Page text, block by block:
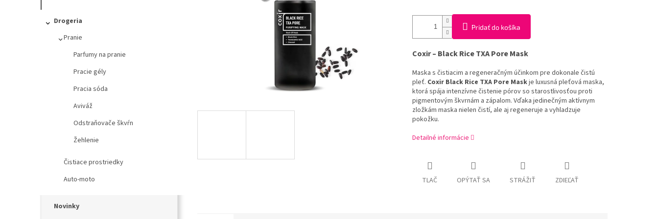
Drogeria
Pranie
Parfumy na pranie
Pracie gély
Pracia sóda
Aviváž
Odstraňovače škvŕn
Žehlenie
Čistiace prostriedky
Auto-moto
Novinky
Pridať do košíka
Coxir – Black Rice TXA Pore Mask
Maska s čistiacim a regeneračným účinkom pre dokonale čistú
pleť. Coxir Black Rice TXA Pore Maskje luxusná pleťová maska,
ktorá spája intenzívne čistenie pórov so starostlivosťou proti
pigmentovým škvrnám a zápalom. Vďaka jedinečným aktívnym
zložkám maska nielen čistí, ale aj regeneruje a vyhladzuje
pokožku.
Detailné informácie
TLAČ OPÝTAŤ SA STRÁŽIŤ ZDIEĽAŤ